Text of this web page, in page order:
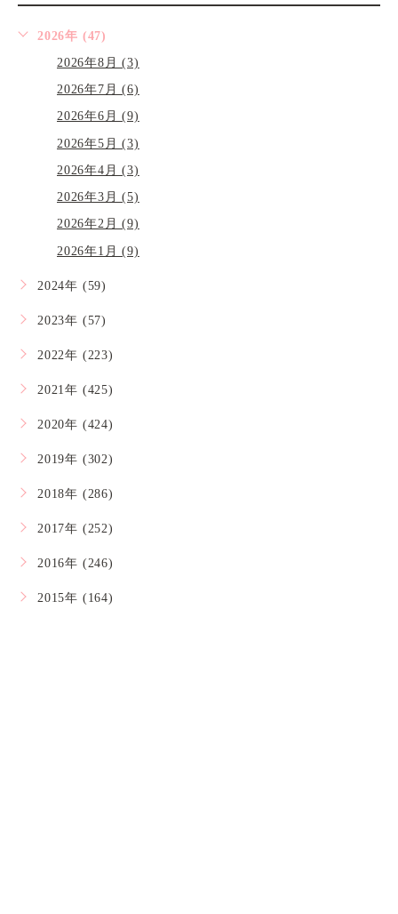
2026年 (47)
2026年8月 (3)
2026年7月 (6)
2026年6月 (9)
2026年5月 (3)
2026年4月 (3)
2026年3月 (5)
2026年2月 (9)
2026年1月 (9)
2024年 (59)
2023年 (57)
2022年 (223)
2021年 (425)
2020年 (424)
2019年 (302)
2018年 (286)
2017年 (252)
2016年 (246)
2015年 (164)